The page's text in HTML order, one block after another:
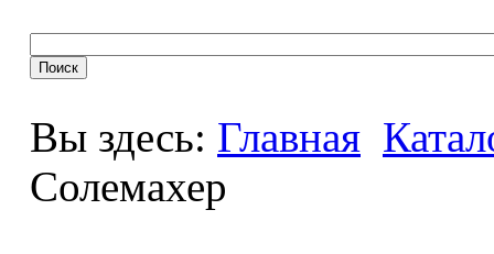
Вы здесь: Главная
Солемахер